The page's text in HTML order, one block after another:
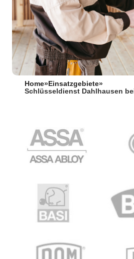
Home» Einsatzgebiete»
Schlüsseldienst Dahlhausen